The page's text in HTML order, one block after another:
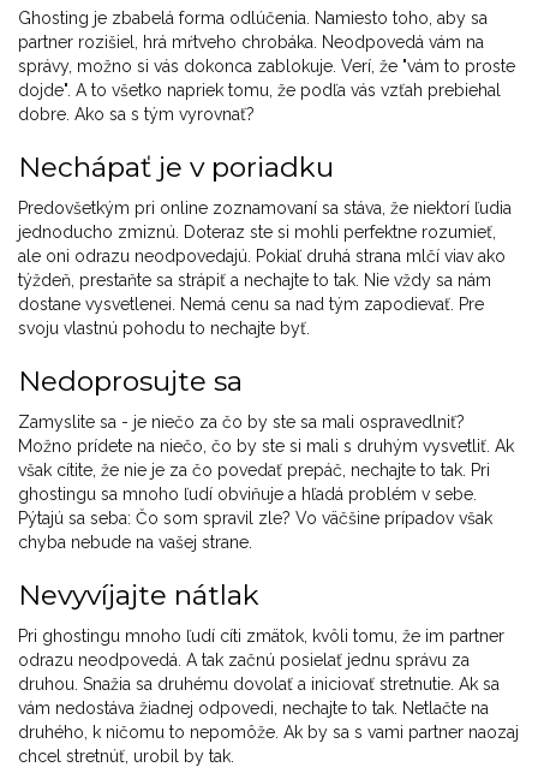
Ghosting je zbabelá forma odlúčenia. Namiesto toho, aby sa
partner rozišiel, hrá mŕtveho chrobáka. Neodpovedá vám na
správy, možno si vás dokonca zablokuje. Verí, že "vám to proste
dojde". A to všetko napriek tomu, že podľa vás vzťah prebiehal
dobre. Ako sa s tým vyrovnať?
Nechápať je v poriadku
Predovšetkým pri online zoznamovaní sa stáva, že niektorí ľudia
jednoducho zmiznú. Doteraz ste si mohli perfektne rozumieť,
ale oni odrazu neodpovedajú. Pokiaľ druhá strana mlčí viav ako
týždeň, prestaňte sa strápiť a nechajte to tak. Nie vždy sa nám
dostane vysvetlenei. Nemá cenu sa nad tým zapodievať. Pre
svoju vlastnú pohodu to nechajte byť.
Nedoprosujte sa
Zamyslite sa - je niečo za čo by ste sa mali ospravedlniť?
Možno prídete na niečo, čo by ste si mali s druhým vysvetliť. Ak
však cítite, že nie je za čo povedať prepáč, nechajte to tak. Pri
ghostingu sa mnoho ľudí obviňuje a hľadá problém v sebe.
Pýtajú sa seba: Čo som spravil zle? Vo väčšine prípadov však
chyba nebude na vašej strane.
Nevyvíjajte nátlak
Pri ghostingu mnoho ľudí cíti zmätok, kvôli tomu, že im partner
odrazu neodpovedá. A tak začnú posielať jednu správu za
druhou. Snažia sa druhému dovolať a iniciovať stretnutie. Ak sa
vám nedostáva žiadnej odpovedi, nechajte to tak. Netlačte na
druhého, k ničomu to nepomôže. Ak by sa s vami partner naozaj
chcel stretnúť, urobil by tak.